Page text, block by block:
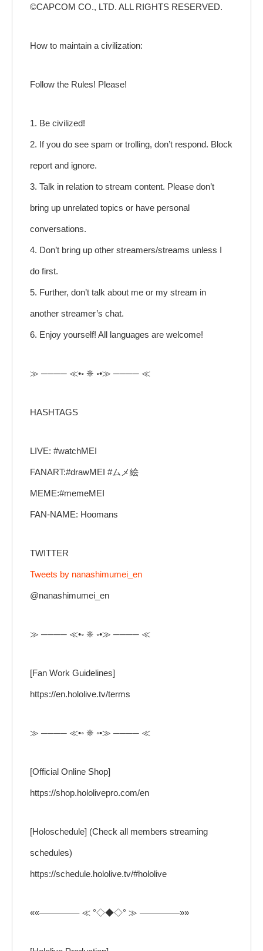
©CAPCOM CO., LTD. ALL RIGHTS RESERVED.
How to maintain a civilization:
Follow the Rules! Please!
1. Be civilized!
2. If you do see spam or trolling, don’t respond. Block
report and ignore.
3. Talk in relation to stream content. Please don’t
bring up unrelated topics or have personal
conversations.
4. Don’t bring up other streamers/streams unless I
do first.
5. Further, don’t talk about me or my stream in
another streamer’s chat.
6. Enjoy yourself! All languages are welcome!
≫ ──── ≪•◦ ❈ ◦•≫ ──── ≪
HASHTAGS
LIVE: #watchMEI
FANART:#drawMEI #ムメ絵
MEME:#memeMEI
FAN-NAME: Hoomans
TWITTER
Tweets by nanashimumei_en
@nanashimumei_en
≫ ──── ≪•◦ ❈ ◦•≫ ──── ≪
[Fan Work Guidelines]
https://en.hololive.tv/terms
≫ ──── ≪•◦ ❈ ◦•≫ ──── ≪
[Official Online Shop]
https://shop.hololivepro.com/en
[Holoschedule] (Check all members streaming
schedules)
https://schedule.hololive.tv/#hololive
««————– ≪ °◇◆◇° ≫ ————–»»